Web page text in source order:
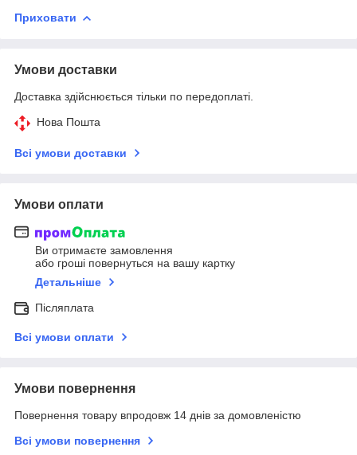
Приховати
Умови доставки
Доставка здійснюється тільки по передоплаті.
Нова Пошта
Всі умови доставки
Умови оплати
Ви отримаєте замовлення
або гроші повернуться на вашу картку
Детальніше
Післяплата
Всі умови оплати
Умови повернення
Повернення товару впродовж 14 днів за домовленістю
Всі умови повернення